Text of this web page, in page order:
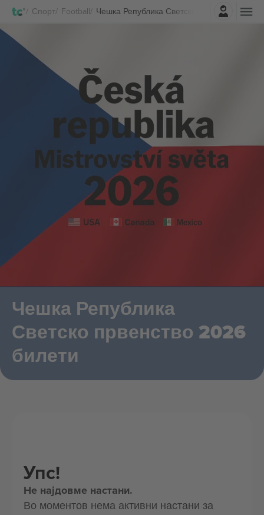
Спорт Football Чешка Република Светско првенство 2026
Најави се
Чешка Република
Светско првенство 2026
билети
Упс!
Не најдовме настани.
Во моментов нема активни настани за